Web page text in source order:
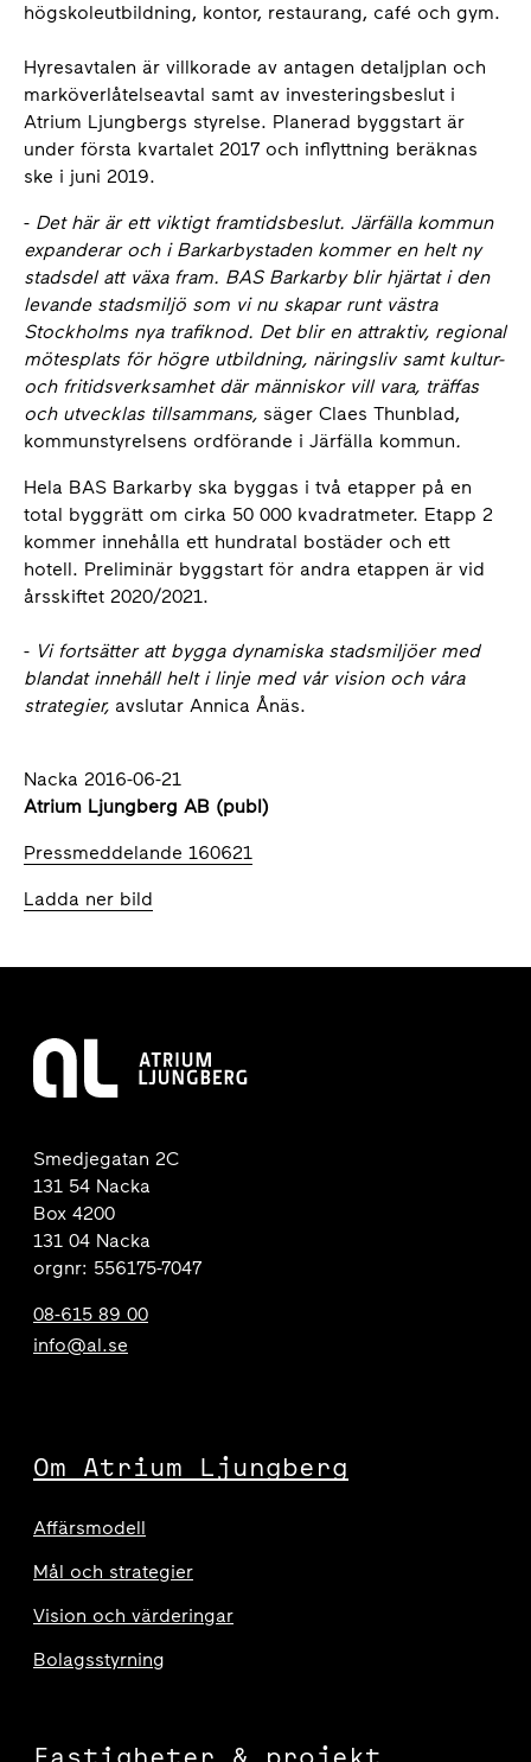
högskoleutbildning, kontor, restaurang, café och gym.
Hyresavtalen är villkorade av antagen detaljplan och
marköverlåtelseavtal samt av investeringsbeslut i
Atrium Ljungbergs styrelse. Planerad byggstart är
under första kvartalet 2017 och inflyttning beräknas
ske i juni 2019.
- Det här är ett viktigt framtidsbeslut. Järfälla kommun
expanderar och i Barkarbystaden kommer en helt ny
stadsdel att växa fram. BAS Barkarby blir hjärtat i den
levande stadsmiljö som vi nu skapar runt västra
Stockholms nya trafiknod. Det blir en attraktiv, regional
mötesplats för högre utbildning, näringsliv samt kultur-
och fritidsverksamhet där människor vill vara, träffas
och utvecklas tillsammans, säger Claes Thunblad,
kommunstyrelsens ordförande i Järfälla kommun.
Hela BAS Barkarby ska byggas i två etapper på en
total byggrätt om cirka 50 000 kvadratmeter. Etapp 2
kommer innehålla ett hundratal bostäder och ett
hotell. Preliminär byggstart för andra etappen är vid
årsskiftet 2020/2021.
- Vi fortsätter att bygga dynamiska stadsmiljöer med
blandat innehåll helt i linje med vår vision och våra
strategier, avslutar Annica Ånäs.
Nacka 2016-06-21
Atrium Ljungberg AB (publ)
Pressmeddelande 160621
Ladda ner bild
Smedjegatan 2C
131 54 Nacka
Box 4200
131 04 Nacka
orgnr: 556175-7047
08-615 89 00
info@al.se
Om Atrium Ljungberg
Affärsmodell
Mål och strategier
Vision och värderingar
Bolagsstyrning